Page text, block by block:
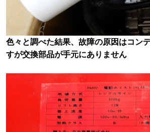
色々と調べた結果、故障の原因はコン
すが交換部品が手元にありません